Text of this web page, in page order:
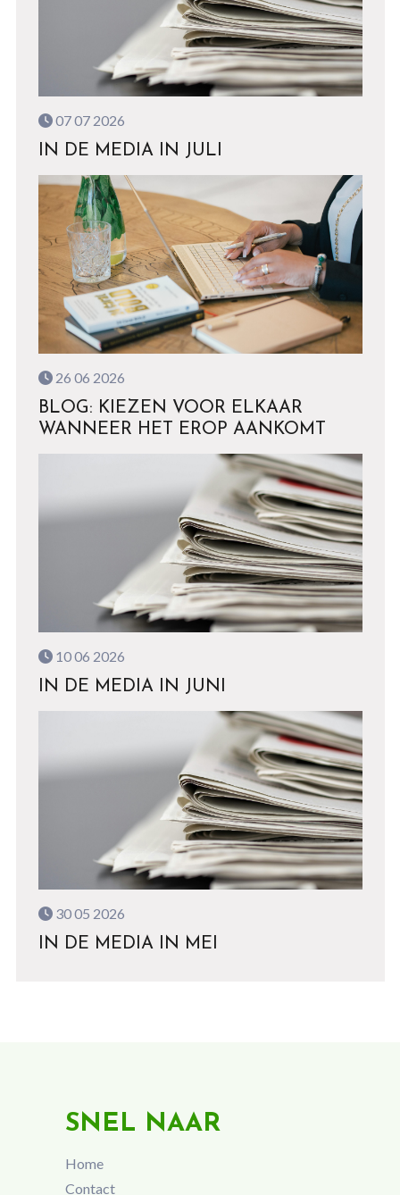
07 07 2026
IN DE MEDIA IN JULI
26 06 2026
BLOG: KIEZEN VOOR ELKAAR
WANNEER HET EROP AANKOMT
10 06 2026
IN DE MEDIA IN JUNI
30 05 2026
IN DE MEDIA IN MEI
SNEL NAAR
Home
Contact